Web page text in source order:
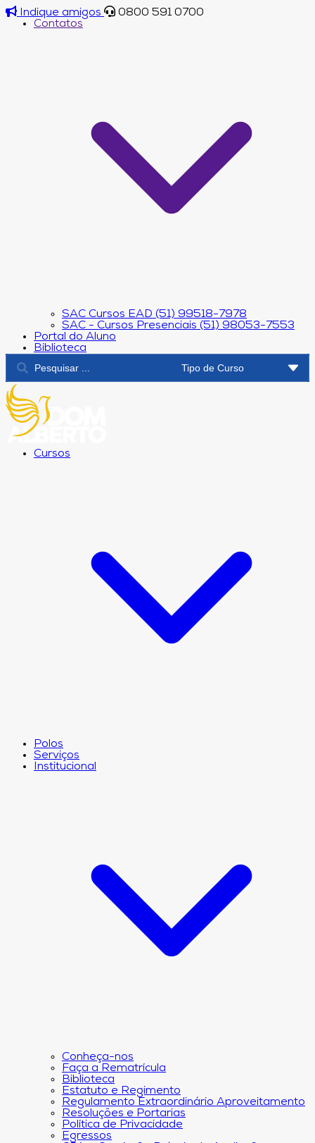
Indique amigos
0800 591 0700
Contatos
SAC Cursos EAD (51) 99518-7978
SAC - Cursos Presenciais (51) 98053-7553
Portal do Aluno
Biblioteca
Cursos
Polos
Serviços
Institucional
Conheça-nos
Faça a Rematrícula
Biblioteca
Estatuto e Regimento
Regulamento Extraordinário Aproveitamento
Resoluções e Portarias
Política de Privacidade
Egressos